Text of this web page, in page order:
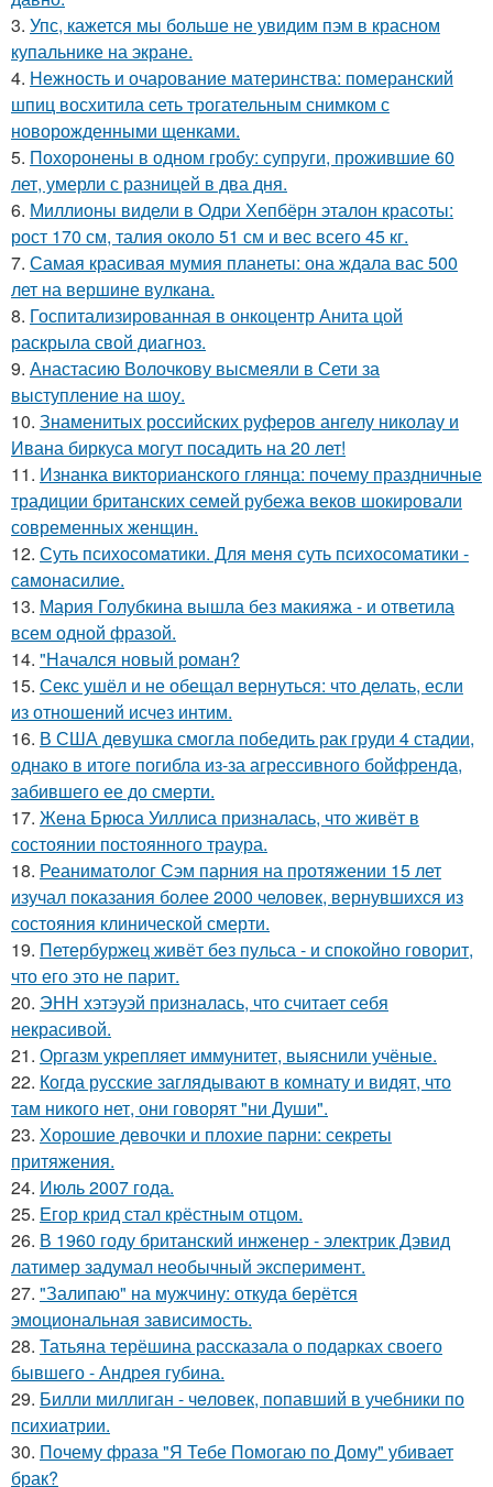
3. Упс, кажется мы больше не увидим пэм в красном
купальнике на экране.
4. Нежность и очарование материнства: померанский
шпиц восхитила сеть трогательным снимком с
новорожденными щенками.
5. Похоронены в одном гробу: супруги, прожившие 60
лет, умерли с разницей в два дня.
6. Миллионы видели в Одри Хепбёрн эталон красоты:
рост 170 см, талия около 51 см и вес всего 45 кг.
7. Самая красивая мумия планеты: она ждала вас 500
лет на вершине вулкана.
8. Госпитализированная в онкоцентр Анита цой
раскрыла свой диагноз.
9. Анастасию Волочкову высмеяли в Сети за
выступление на шоу.
10. Знаменитых российских руферов ангелу николау и
Ивана биркуса могут посадить на 20 лет!
11. Изнанка викторианского глянца: почему праздничные
традиции британских семей рубежа веков шокировали
современных женщин.
12. Суть психосомaтики. Для мeня суть психосомaтики -
сaмонaсилиe.
13. Мария Голубкина вышла без макияжа - и ответила
всем одной фразой.
14. "Начался новый роман?
15. Секс ушёл и не обещал вернуться: что делать, если
из отношений исчез интим.
16. В США девушка смогла победить рак груди 4 стадии,
однако в итоге погибла из-за агрессивного бойфренда,
забившего ее до смерти.
17. Жена Брюса Уиллиса призналась, что живёт в
состоянии постоянного траура.
18. Реаниматолог Сэм парния на протяжении 15 лет
изучал показания более 2000 человек, вернувшихся из
состояния клинической смерти.
19. Петербуржец живёт без пульса - и спокойно говорит,
что его это не парит.
20. ЭНН хэтэуэй призналась, что считает себя
некрасивой.
21. Оргазм укрепляет иммунитет, выяснили учёные.
22. Когда русские заглядывают в комнату и видят, что
там никого нет, они говорят "ни Души".
23. Хорошие девочки и плохие парни: секреты
притяжения.
24. Июль 2007 года.
25. Егор крид стал крёстным отцом.
26. В 1960 году британский инженер - электрик Дэвид
латимер задумал необычный эксперимент.
27. "Залипаю" на мужчину: откуда берётся
эмоциональная зависимость.
28. Татьяна терёшина рассказала о подарках своего
бывшего - Андрея губина.
29. Билли миллиган - чeловек, попавший в учебники по
психиатрии.
30. Почему фраза "Я Тебе Помогаю по Дому" убивает
брак?